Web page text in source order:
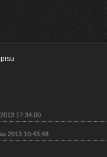
17:34:00
2013 10:43:48